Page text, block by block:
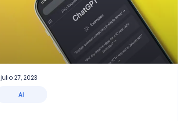
AI
julio 27, 2023